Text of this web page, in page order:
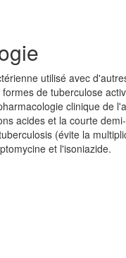
utilisé avec
de tuberculose
clinique de
acides et la courte
(évite la
et l'isoniazide.